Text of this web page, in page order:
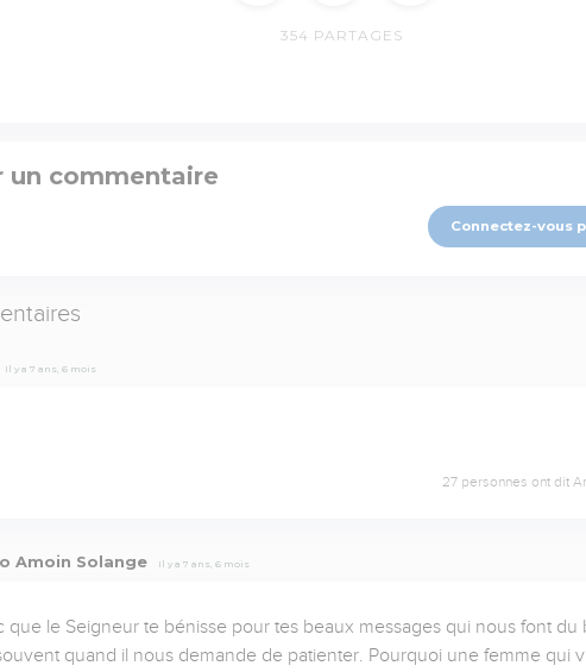
354 PARTAGES
un commentaire
Connectez-vous
Il y a 7 ans, 6 mois
27 personnes ont dit
Amoin Solange Il y a 7 ans, 6 mois
que le Seigneur te bénisse pour tes beaux messages qui nous font du
quand il nous demande de patienter. Pourquoi une femme qui